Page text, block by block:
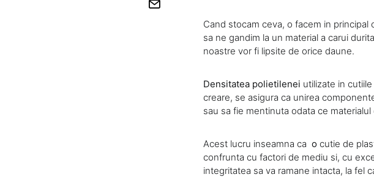
Cand stocam ceva, o facem in
sa ne gandim la un material a carui
noastre vor fi lipsite de orice daune.
Densitatea polietilenei utilizate in
creare, se asigura ca unirea
sau sa fie mentinuta odata ce
Acest lucru inseamna ca o cutie de
confrunta cu factori de mediu si, cu
integritatea sa va ramane intacta, la fel